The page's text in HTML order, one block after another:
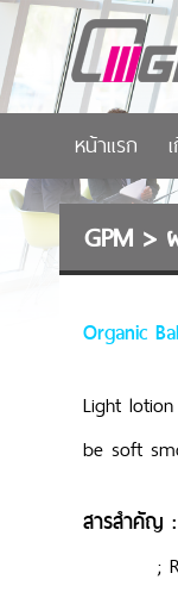
หน้าแรก
GPM >
Organic
Light
be soft
สารสำคัญ :
;